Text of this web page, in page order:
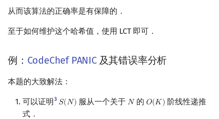
从而该算法的正确率是有保障的．
至于如何维护这个哈希值，使用 LCT 即可．
例： CodeChef PANIC及其错误率分析
本题的大致解法：
可以证明3 𝑆(𝑁)
S(N) 服从一个关于 𝑁
N的 𝑂(𝐾)
O(K)
阶线性递推
式．